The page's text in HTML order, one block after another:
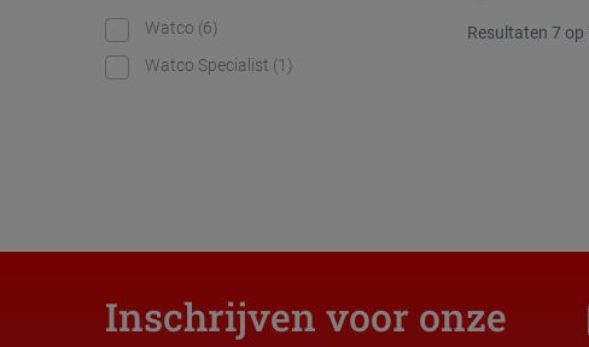
Watco (6)
Watco Specialist (1)
Resultaten 7 op
Inschrijven voor onze